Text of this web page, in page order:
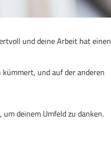
und deine Arbeit hat einen
und auf der anderen
deinem Umfeld zu danken.